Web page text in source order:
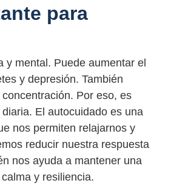
para
y mental. Puede aumentar el
y depresión. También
Por eso, es
El autocuidado es una
nos permiten relajarnos y
reducir nuestra respuesta
nos ayuda a mantener una
y resiliencia.